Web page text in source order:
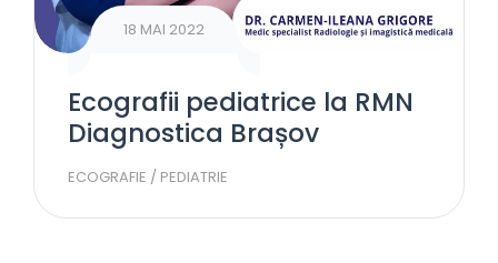
18 MAI 2022
Ecografii pediatrice la RMN
Diagnostica Brașov
ECOGRAFIE / PEDIATRIE